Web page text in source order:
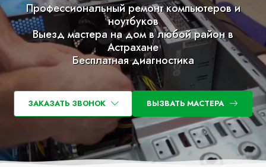
Профессиональный ремонт компьютеров и
ноутбуков
Выезд мастера на дом в любой район в
Астрахане
Бесплатная диагностика
ЗАКАЗАТЬ ЗВОНОК ВЫЗВАТЬ МАСТЕРА